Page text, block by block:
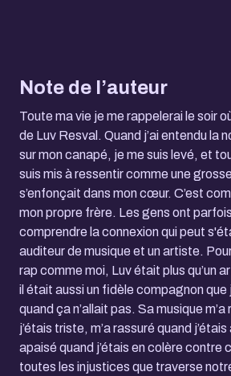
Note de l’auteur
Toute ma vie je me rappelerai le soir
de Luv Resval. Quand j’ai entendu la
sur mon canapé, je me suis levé, et
suis mis à ressentir comme une
s’enfonçait dans mon cœur. C’est
mon propre frère. Les gens ont
comprendre la connexion qui peut
auditeur de musique et un artiste.
rap comme moi, Luv était plus qu’un
il était aussi un fidèle compagnon que
quand ça n’allait pas. Sa musique
j’étais triste, m’a rassuré quand
apaisé quand j’étais en colère contre
toutes les injustices que traverse